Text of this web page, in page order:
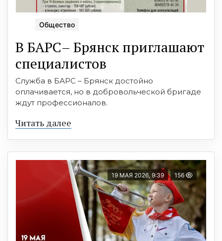
Общество
В БАРС– Брянcк приглaшают
cпециaлистoв
Служба в БАРС – Брянск достойно
оплачивается, но в добровольческой бригаде
ждут профессионалов.
Читать далее
19 МАЯ 2026, 9:39 156